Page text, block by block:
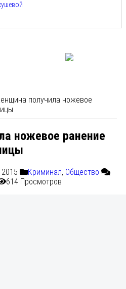
получила ножевое
ножевое ранение
Криминал, Общество
614 Просмотров